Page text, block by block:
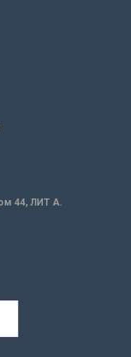
44, ЛИТ А.